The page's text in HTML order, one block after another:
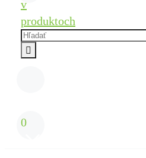
v
produktoch
0